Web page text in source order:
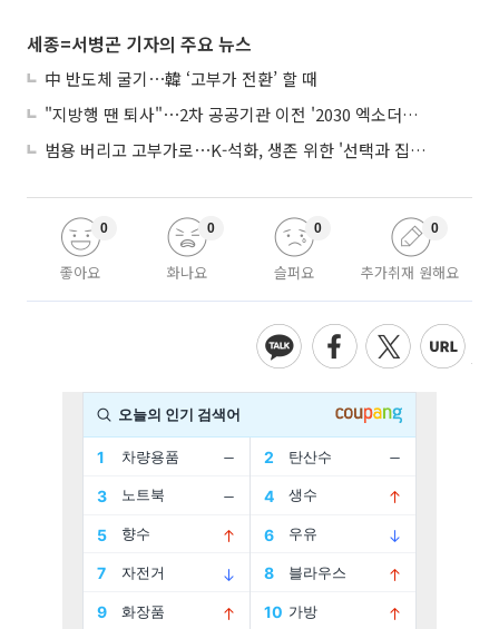
세종=서병곤 기자의 주요 뉴스
中 반도체 굴기⋯韓 ‘고부가 전환’ 할 때
"지방행 땐 퇴사"⋯2차 공공기관 이전 '2030 엑소더스' 뇌관
범용 버리고 고부가로⋯K-석화, 생존 위한 '선택과 집중'
좋아요
0
화나요
0
슬퍼요
0
추가취재 원해요
0